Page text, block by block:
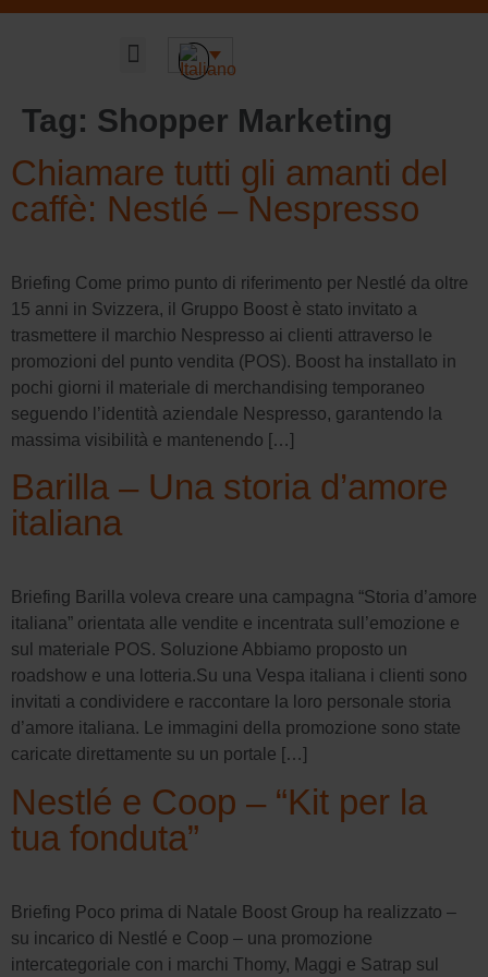
Tag: Shopper Marketing
Chiamare tutti gli amanti del
caffè: Nestlé – Nespresso
Briefing Come primo punto di riferimento per Nestlé da oltre
15 anni in Svizzera, il Gruppo Boost è stato invitato a
trasmettere il marchio Nespresso ai clienti attraverso le
promozioni del punto vendita (POS). Boost ha installato in
pochi giorni il materiale di merchandising temporaneo
seguendo l’identità aziendale Nespresso, garantendo la
massima visibilità e mantenendo […]
Barilla – Una storia d’amore
italiana
Briefing Barilla voleva creare una campagna “Storia d’amore
italiana” orientata alle vendite e incentrata sull’emozione e
sul materiale POS. Soluzione Abbiamo proposto un
roadshow e una lotteria.Su una Vespa italiana i clienti sono
invitati a condividere e raccontare la loro personale storia
d’amore italiana. Le immagini della promozione sono state
caricate direttamente su un portale […]
Nestlé e Coop – “Kit per la
tua fonduta”
Briefing Poco prima di Natale Boost Group ha realizzato –
su incarico di Nestlé e Coop – una promozione
intercategoriale con i marchi Thomy, Maggi e Satrap sul